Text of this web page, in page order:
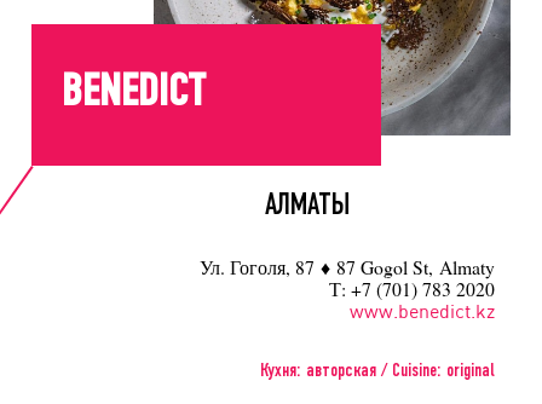
BENEDICT
АЛМАТЫ
Ул. Гоголя, 87 ♦ 87 Gogol St, Almaty
Т: +7 (701) 783 2020
www.benedict.kz
Кухня: авторская / Cuisine: original